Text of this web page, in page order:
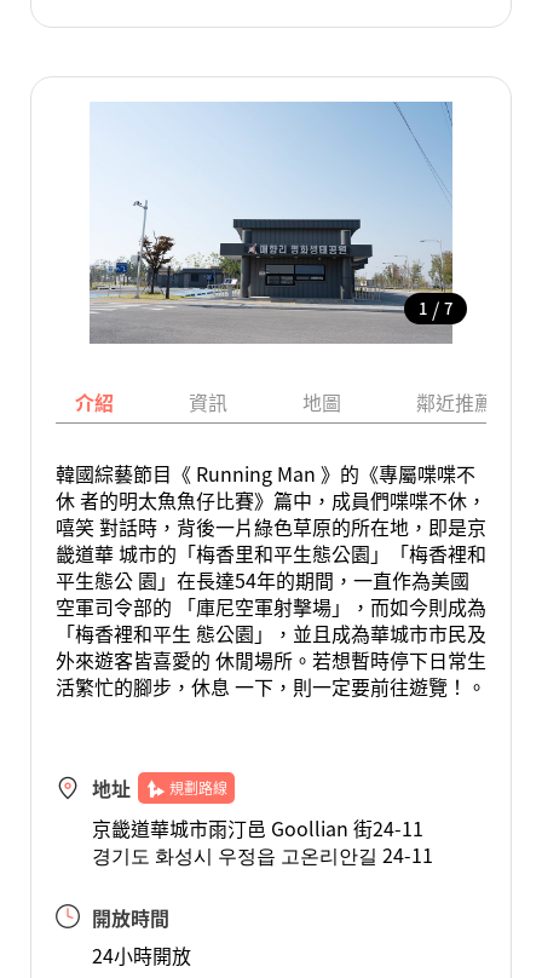
1 / 7
介紹 資訊 地圖 鄰近推薦景點
韓國綜藝節目《 Running Man 》的《專屬喋喋不
休 者的明太魚魚仔比賽》篇中，成員們喋喋不休，
嘻笑 對話時，背後一片綠色草原的所在地，即是京
畿道華 城市的「梅香里和平生態公園」「梅香裡和
平生態公 園」在長達54年的期間，一直作為美國
空軍司令部的 「庫尼空軍射擊場」，而如今則成為
「梅香裡和平生 態公園」，並且成為華城市市民及
外來遊客皆喜愛的 休閒場所。若想暫時停下日常生
活繁忙的腳步，休息 一下，則一定要前往遊覽！。
地址 規劃路線
京畿道華城市雨汀邑 Goollian 街24-11
경기도 화성시 우정읍 고온리안길 24-11
開放時間
24小時開放